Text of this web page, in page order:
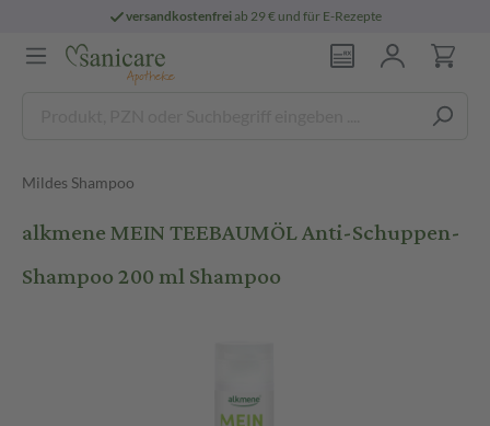
versandkostenfreiab 29 € und für E-Rezepte
Mildes Shampoo
alkmene MEIN TEEBAUMÖL Anti-Schuppen-
Shampoo 200 ml Shampoo